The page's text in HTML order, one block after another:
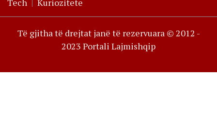
Të gjitha të drejtat janë të rezervuara © 2012 -
2023 Portali Lajmishqip